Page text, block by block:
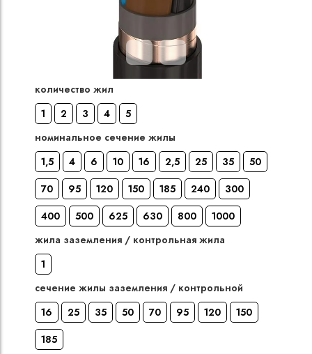
количество жил
1
2 3 4
5
номинальное сечение жилы
1,5
4 6 10 16 2,5 25 35
50
70
95 120 150 185 240
300
400
500 625 630 800
1000
жила заземления / контрольная жила
1
сечение жилы заземления / контрольной
16
25 35 50 70 95 120
150
185